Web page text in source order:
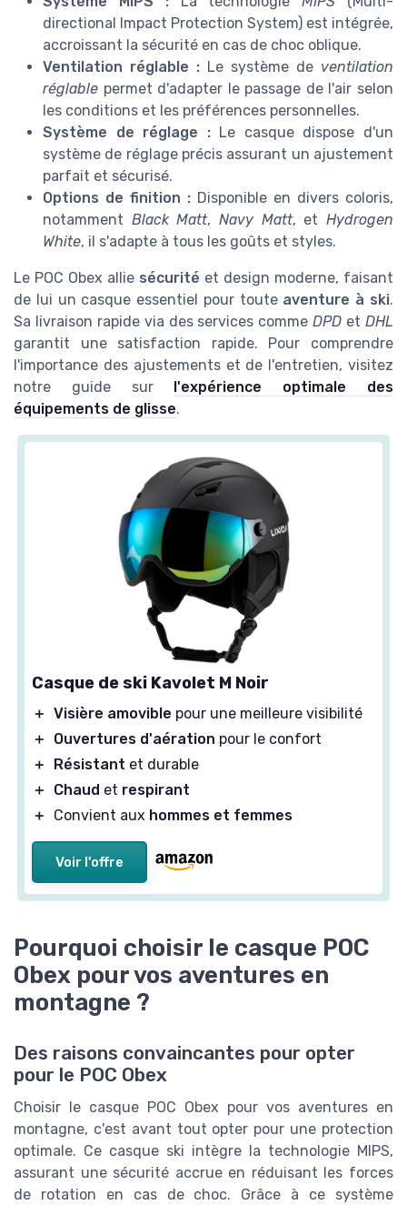
directional Impact Protection System) est intégrée,
accroissant la sécurité en cas de choc oblique.
Ventilation réglable : Le système de ventilation
réglable permet d'adapter le passage de l'air selon
les conditions et les préférences personnelles.
Système de réglage :Le casque dispose d'un
système de réglage précis assurant un ajustement
parfait et sécurisé.
Options de finition : Disponible en divers coloris,
notamment Black Matt,Navy Matt, etHydrogen
White, il s'adapte à tous les goûts et styles.
Le POC Obex allie sécurité et design moderne, faisant
de lui un casque essentiel pour toute aventure à ski.
Sa livraison rapide via des services commeDPD etDHL
garantit une satisfaction rapide. Pour comprendre
l'importance des ajustements et de l'entretien, visitez
notre guide sur l'expérience optimale des
équipements de glisse.
Casque de ski Kavolet M Noir
＋ Visière amovible pour une meilleure visibilité
＋
Ouvertures d'aération pour le confort
＋
Résistant et durable
＋
Chaud et respirant
＋
Convient aux hommes et femmes
Voir l'offre
Pourquoi choisir le casque POC
Obex pour vos aventures en
montagne ?
Des raisons convaincantes pour opter
pour le POC Obex
Choisir le casque POC Obex pour vos aventures en
montagne, c'est avant tout opter pour une protection
optimale. Ce casque ski intègre la technologie MIPS,
assurant une sécurité accrue en réduisant les forces
de rotation en cas de choc. Grâce à ce système